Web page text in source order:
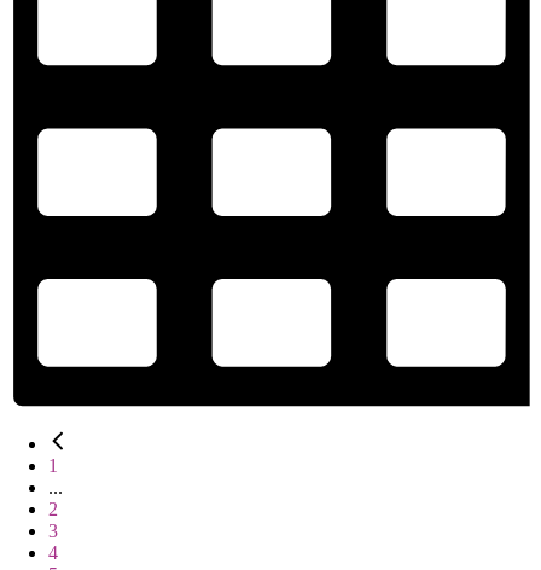
1
...
2
3
4